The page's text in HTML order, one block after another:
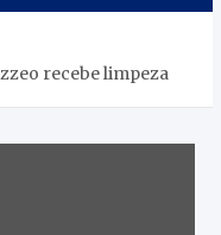
recebe limpeza